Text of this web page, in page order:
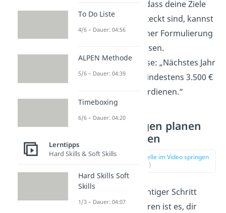
Sorge hast, dass deine Ziele
zu hoch gesteckt sind, kannst
du dir in deiner Formulierung
lassen.
Beispielsweise: „Nächstes Jahr
werde ich mindestens 3.500 €
im Monat verdienen.“
6. Handlungen planen
und umsetzen
zur Stelle im Video springen
(03:21)
Ein weiterer wichtiger Schritt
beim Manifestieren ist es, dir
To Do Liste
4/6 – Dauer: 04:56
ALPEN Methode
5/6 – Dauer: 04:39
Timeboxing
6/6 – Dauer: 04:20
Lerntipps
Hard Skills & Soft Skills
Hard Skills Soft
Skills
1/3 – Dauer: 04:07